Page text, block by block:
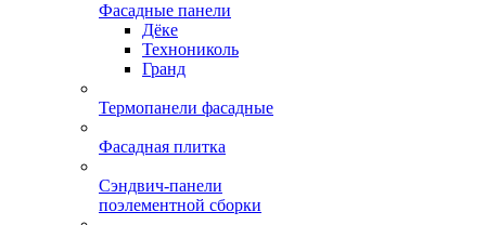
Фасадные панели
Дёке
Технониколь
Гранд
Термопанели фасадные
Фасадная плитка
Сэндвич-панели
поэлементной сборки